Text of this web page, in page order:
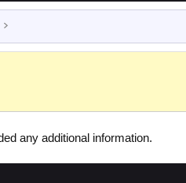
any additional information.